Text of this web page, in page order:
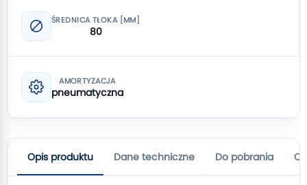
ŚREDNICA TŁOKA [MM]
80
AMORTYZACJA
pneumatyczna
Opis produktu Dane techniczne Do pobrania